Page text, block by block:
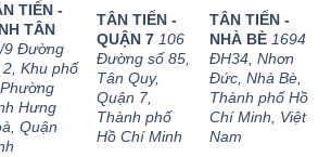
TIẾN -
TÂN
9 Đường
2, Khu phố
Hưng
Quận
TÂN TIẾN -
QUẬN 7 106
Đường số 85,
Tân Quy,
Quận 7,
Thành phố
Hồ Chí Minh
TÂN TIẾN -
NHÀ BÈ 1694
ĐH34, Nhơn
Đức, Nhà Bè,
Thành phố Hồ
Chí Minh, Việt
Nam